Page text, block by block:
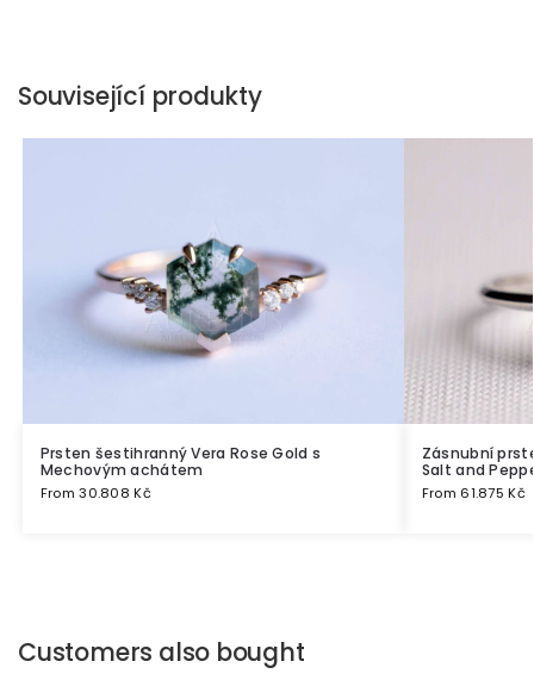
Související produkty
Prsten šestihranný Vera Rose Gold s
Mechovým achátem
From30.808Kč
Zásnubní
Salt and
From 61.875Kč
Customers also bought